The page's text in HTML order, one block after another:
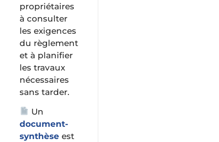
propriétaires
à consulter
les exigences
du règlement
et à planifier
les travaux
nécessaires
sans tarder.
Un
document-
synthèse est